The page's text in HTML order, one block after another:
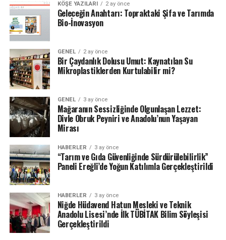
KÖŞE YAZILARI 2 ay önce
Geleceğin Anahtarı: Topraktaki Şifa ve Tarımda
Bio-İnovasyon
GENEL 2 ay önce
Bir Çaydanlık Dolusu Umut: Kaynatılan Su
Mikroplastiklerden Kurtulabilir mi?
GENEL 3 ay önce
Mağaranın Sessizliğinde Olgunlaşan Lezzet:
Divle Obruk Peyniri ve Anadolu’nun Yaşayan
Mirası
HABERLER 3 ay önce
“Tarım ve Gıda Güvenliğinde Sürdürülebilirlik”
Paneli Ereğli’de Yoğun Katılımla Gerçekleştirildi
HABERLER 3 ay önce
Niğde Hüdavend Hatun Mesleki ve Teknik
Anadolu Lisesi’nde İlk TÜBİTAK Bilim Söyleşisi
Gerçekleştirildi